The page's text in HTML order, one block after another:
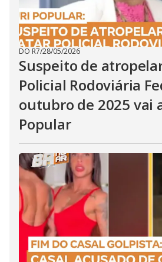
DO R7/28/05/2026
Suspeito de
Policial Rodoviária
outubro de 2025 vai
Popular